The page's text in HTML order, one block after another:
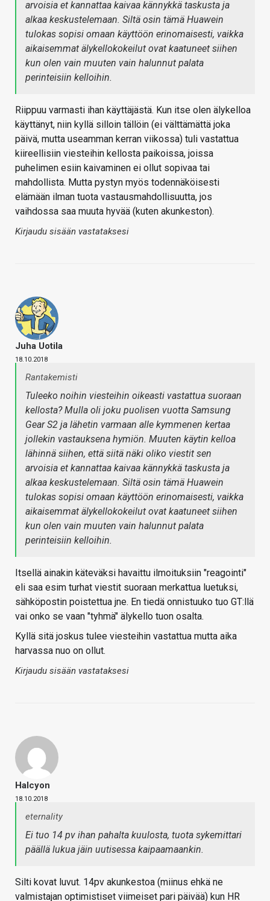
arvoisia et kannattaa kaivaa kännykkä taskusta ja
alkaa keskustelemaan. Siltä osin tämä Huawein
tulokas sopisi omaan käyttöön erinomaisesti, vaikka
aikaisemmat älykellokokeilut ovat kaatuneet siihen
kun olen vain muuten vain halunnut palata
perinteisiin kelloihin.
Riippuu varmasti ihan käyttäjästä. Kun itse olen älykelloa
käyttänyt, niin kyllä silloin tällöin (ei välttämättä joka
päivä, mutta useamman kerran viikossa) tuli vastattua
kiireellisiin viesteihin kellosta paikoissa, joissa
puhelimen esiin kaivaminen ei ollut sopivaa tai
mahdollista. Mutta pystyn myös todennäköisesti
elämään ilman tuota vastausmahdollisuutta, jos
vaihdossa saa muuta hyvää (kuten akunkeston).
Kirjaudu sisään vastataksesi
Juha Uotila
18.10.2018
Rantakemisti
Tuleeko noihin viesteihin oikeasti vastattua suoraan
kellosta? Mulla oli joku puolisen vuotta Samsung
Gear S2 ja lähetin varmaan alle kymmenen kertaa
jollekin vastauksena hymiön. Muuten käytin kelloa
lähinnä siihen, että siitä näki oliko viestit sen
arvoisia et kannattaa kaivaa kännykkä taskusta ja
alkaa keskustelemaan. Siltä osin tämä Huawein
tulokas sopisi omaan käyttöön erinomaisesti, vaikka
aikaisemmat älykellokokeilut ovat kaatuneet siihen
kun olen vain muuten vain halunnut palata
perinteisiin kelloihin.
Itsellä ainakin käteväksi havaittu ilmoituksiin "reagointi"
eli saa esim turhat viestit suoraan merkattua luetuksi,
sähköpostin poistettua jne. En tiedä onnistuuko tuo GT:llä
vai onko se vaan "tyhmä" älykello tuon osalta.
Kyllä sitä joskus tulee viesteihin vastattua mutta aika
harvassa nuo on ollut.
Kirjaudu sisään vastataksesi
Halcyon
18.10.2018
eternality
Ei tuo 14 pv ihan pahalta kuulosta, tuota sykemittari
päällä lukua jäin uutisessa kaipaamaankin.
Silti kovat luvut. 14pv akunkestoa (miinus ehkä ne
valmistajan optimistiset viimeiset pari päivää) kun HR